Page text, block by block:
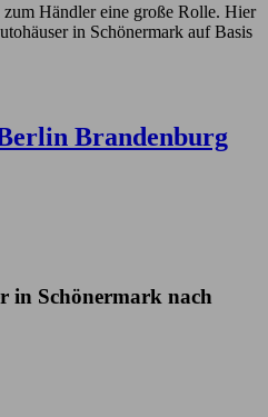
Händler eine große Rolle. Hier
in Schönermark auf Basis
Brandenburg
in Schönermark nach